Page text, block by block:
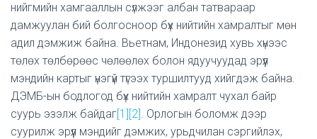
нийгмийн хамгааллын сүлжээг албан татвараар
дамжуулан бий болгосноор бүх нийтийн хамралтыг мөн
адил дэмжиж байна. Вьетнам, Индонезид хувь хүнээс
төлөх төлбөрөөс чөлөөлөх болон ядуучуудад эрүүл
мэндийн картыг үнэгүй түгээх туршилтууд хийгдэж байна.
ДЭМБ-ын бодлогод бүх нийтийн хамралт чухал байр
суурь эзэлж байдаг[1] [2]. Орлогын боломж дээр
суурилж эрүүл мэндийг дэмжих, урьдчилан сэргийлэх,